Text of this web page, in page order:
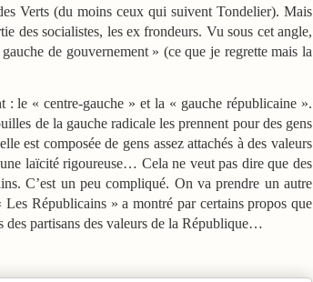
Verts (du moins ceux qui suivent Tondelier). Mais
des socialistes, les ex frondeurs. Vu sous cet angle,
de gouvernement » (ce que je regrette mais la
: le « centre-gauche » et la « gauche républicaine ».
de la gauche radicale les prennent pour des gens
est composée de gens assez attachés à des valeurs
laïcité rigoureuse… Cela ne veut pas dire que des
C’est un peu compliqué. On va prendre un autre
Républicains » a montré par certains propos que
des partisans des valeurs de la République…